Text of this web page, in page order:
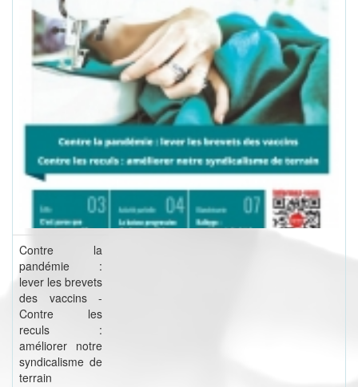
Contre la
pandémie :
lever les brevets
des vaccins -
Contre les
reculs :
améliorer notre
syndicalisme de
terrain